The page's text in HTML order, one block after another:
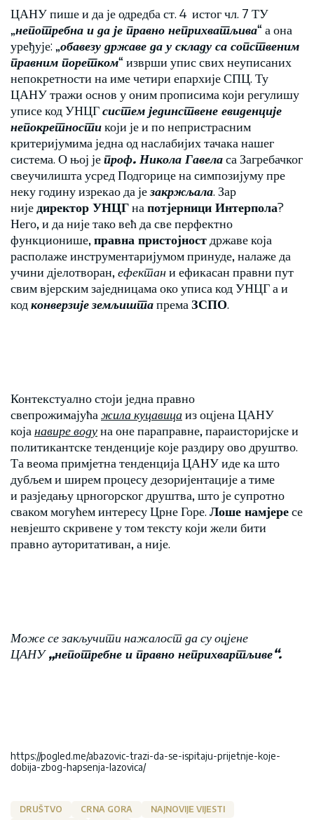
ЦАНУ пише и да је одредба ст. 4 истог чл. 7 ТУ
„непотребна и да је правно неприхватљива“ а она
уређује: „обавезу државе да у складу са сопственим
правним поретком“ изврши упис свих неуписаних
непокретности на име четири епархије СПЦ. Ту
ЦАНУ тражи основ у оним прописима који регулишу
уписе код УНЦГсистем јединствене евиденције
непокретностикоји је и по непристрасним
критеријумима једна од наслабијих тачака нашег
система. О њој јепроф. Никола Гавеласа Загребачког
свеучилишта усред Подгорице на симпозијуму пре
неку годину изрекао да језакржљала. Зар
није директор УНЦГна потјерници Интерпола?
Него, и да није тако већ да све перфектно
функционише, правна пристојност државе која
располаже инструментаријумом принуде, налаже да
учини дјелотворан, ефектани ефикасан правни пут
свим вјерским заједницама око уписа код УНЦГ а и
кодконверзијеземљиштапрема ЗСПО.
Контекстуално стоји једна правно
свепрожимајућа жила куцавицаиз оцјена ЦАНУ
која навире водуна оне параправне, параисторијске и
политикантске тенденције које раздиру ово друштво.
Та веома примјетна тенденција ЦАНУ иде ка што
дубљем и ширем процесу дезоријентације а тиме
и разједању црногорског друштва, што је супротно
сваком могућем интересу Црне Горе. Лоше намјересе
невјешто скривене у том тексту који жели бити
правно ауторитативан, а није.
Може се закључити нажалост да су оцјене
ЦАНУ„непотребне и правно неприхвартљиве“.
https://pogled.me/abazovic-trazi-da-se-ispitaju-prijetnje-koje-
dobija-zbog-hapsenja-lazovica/
DRUŠTVO CRNA GORA
NAJNOVIJE VIJESTI